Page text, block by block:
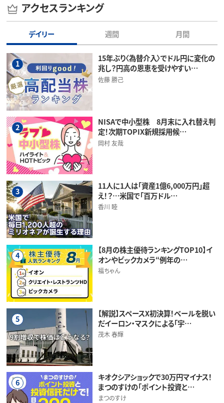
アクセスランキング
デイリー 週間 月間
1
15年ぶり〈為替介入〉でドル円に変化の
兆し？円高の恩恵を受けやすい…
佐藤 勝己
2
NISAで中小型株 8月末に入れ替え判
定！次期TOPIX新規採用候…
岡村 友哉
3
11人に1人は「資産1億6,000万円」超
え！？…米国で「百万ドル…
香川 睦
4
【8月の株主優待ランキングTOP10】イ
オンやビックカメラ“例年の…
福ちゃん
5
【解説】スペースX初決算！ベールを脱い
だイーロン・マスクによる「宇…
茂木 春輝
6
キオクシアショックで30万円マイナス！
まつのすけの「ポイント投資と…
まつのすけ